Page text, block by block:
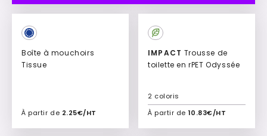
Boîte à mouchoirs
Tissue
À partir de 2.25€/HT
Ajouter à mon devis
IMPACT
toilette en rPET Odyssée
À partir de 10.83€/HT
2 coloris
Ajouter à mon devis